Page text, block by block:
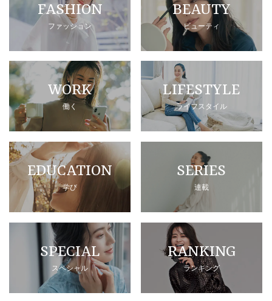
FASHION
ファッション
BEAUTY
ビューティ
WORK
働く
LIFESTYLE
ライフスタイル
EDUCATION
学び
SERIES
連載
SPECIAL
スペシャル
RANKING
ランキング